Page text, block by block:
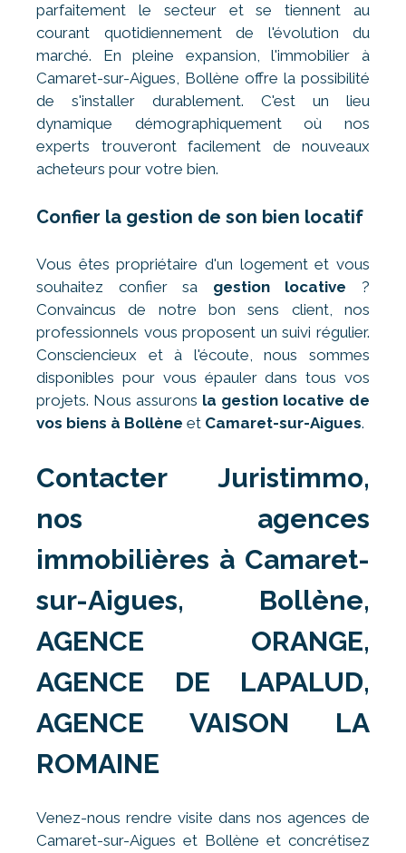
parfaitement le secteur et se tiennent au
courant quotidiennement de l'évolution du
marché. En pleine expansion, l'immobilier à
Camaret-sur-Aigues, Bollène offre la possibilité
de s'installer durablement. C'est un lieu
dynamique démographiquement où nos
experts trouveront facilement de nouveaux
acheteurs pour votre bien.
Confier la gestion de son bien locatif
Vous êtes propriétaire d'un logement et vous
souhaitez confier sa gestion locative ?
Convaincus de notre bon sens client, nos
professionnels vous proposent un suivi régulier.
Consciencieux et à l'écoute, nous sommes
disponibles pour vous épauler dans tous vos
projets. Nous assurons la gestion locative de
vos biens à Bollène et Camaret-sur-Aigues.
Contacter Juristimmo,
nos agences
immobilières à Camaret-
sur-Aigues, Bollène,
AGENCE ORANGE,
AGENCE DE LAPALUD,
AGENCE VAISON LA
ROMAINE
Venez-nous rendre visite dans nos agences de
Camaret-sur-Aigues et Bollène et concrétisez